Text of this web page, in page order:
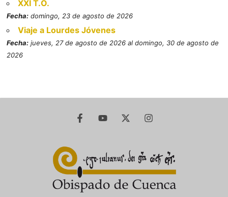
XXI T.O.
Fecha: domingo, 23 de agosto de 2026
Viaje a Lourdes Jóvenes
Fecha: jueves, 27 de agosto de 2026 al domingo, 30 de agosto de
2026